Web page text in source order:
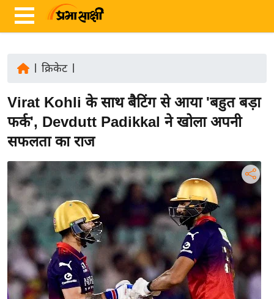
ज़ा
ख
र
रा
ष्ट्री
य
अं
र्रा
ष्ट्री
य
क्रिकेट|
Virat Kohli के साथ बैटिंग से आया 'बहुत बड़ा
फर्क', Devdutt Padikkal ने खोला अपनी
सफलता का राज